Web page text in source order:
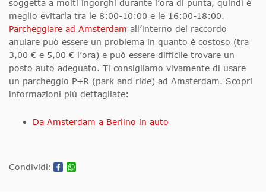
soggetta a molti ingorghi durante l’ora di punta, quindi è
meglio evitarla tra le 8:00-10:00 e le 16:00-18:00.
Parcheggiare ad Amsterdam all’interno del raccordo
anulare può essere un problema in quanto è costoso (tra
3,00 € e 5,00 € l’ora) e può essere difficile trovare un
posto auto adeguato. Ti consigliamo vivamente di usare
un parcheggio P+R (park and ride) ad Amsterdam. Scopri
informazioni più dettagliate:
Da Amsterdam a Berlino in auto
Condividi: